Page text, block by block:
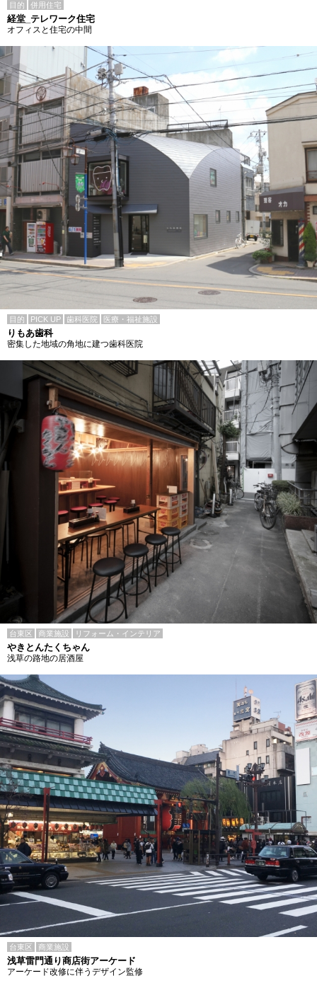
目的 併用住宅
経堂_テレワーク住宅
オフィスと住宅の中間
目的 PICK UP 歯科医院 医療・福祉施設
りもあ歯科
密集した地域の角地に建つ歯科医院
台東区 商業施設 リフォーム・インテリア
やきとんたくちゃん
浅草の路地の居酒屋
台東区 商業施設
浅草雷門通り商店街アーケード
アーケード改修に伴うデザイン監修